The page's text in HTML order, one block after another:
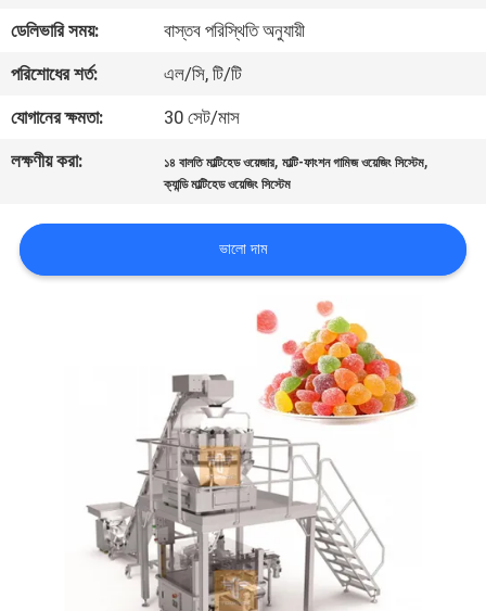
মান
নিয়ন্ত্রণ
আমাদের
যোগাযোগ
করুন
ডেলিভারি সময়:
বাস্তব পরিস্থিতি অনুযায়ী
পরিশোধের শর্ত:
এল/সি, টি/টি
যোগানের ক্ষমতা:
30 সেট/মাস
লক্ষণীয় করা:
১৪ বালতি মাল্টিহেড ওয়েজার,মাল্টি-ফাংশন গামিজ ওয়েজিং সিস্টেম,
ক্যান্ডি মাল্টিহেড ওয়েজিং সিস্টেম
ভালো দাম